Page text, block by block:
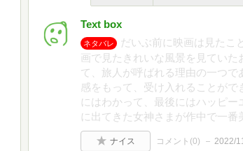
Text box
ネタバレ
だいぶ前に映画は見たこ
画で見たきれいな風景を見てい
て、旅人が呼ばれる理由の一つ
感をもって、受け入れることが
にはわかって、最後にはハッピ
に出てきた女神さまが作中で一番
ナイス コメント(0) 2022/